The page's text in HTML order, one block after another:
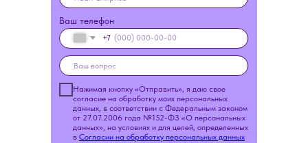
Ваш телефон
+7
Нажимая кнопку «Отправить», я даю свое
согласие на обработку моих персональных
данных, в соответствии с Федеральным законом
от 27.07.2006 года №152-ФЗ «О персональных
данных», на условиях и для целей, определенных
в Согласии на обработку персональных данных